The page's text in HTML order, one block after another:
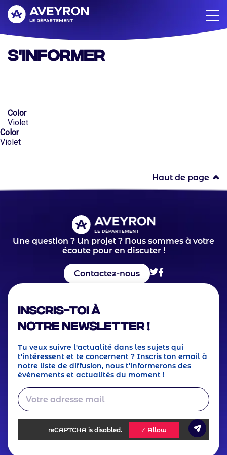
Aller
au
contenu
principal
S'informer
Color
Violet
Color
Violet
Haut de page
Une question ? Un projet ? Nous sommes à votre
écoute pour en discuter !
Contactez-nous
Inscris-toi à
notre Newsletter !
Tu veux suivre l'actualité dans les sujets qui
t'intéressent et te concernent ? Inscris ton email à
notre liste de diffusion, nous t'informerons des
évènements et actualités du moment !
reCAPTCHA is disabled. ✓ Allow